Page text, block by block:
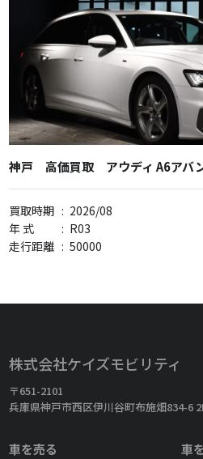
神戸 高価買取 アウディ A6アバ
買取時期 : 2026/08
年 式
: R03
走行距離 : 50000
株式会社ケイズモビリティ
〒651-2101
兵庫県神戸市西区伊川谷町布施畑834-6
車を売る 車